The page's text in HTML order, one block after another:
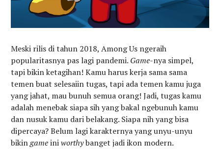
Meski rilis di tahun 2018, Among Us ngeraih
popularitasnya pas lagi pandemi. Game-nya simpel,
tapi bikin ketagihan! Kamu harus kerja sama sama
temen buat selesaiin tugas, tapi ada temen kamu juga
yang jahat, mau bunuh semua orang! Jadi, tugas kamu
adalah menebak siapa sih yang bakal ngebunuh kamu
dan nusuk kamu dari belakang. Siapa nih yang bisa
dipercaya? Belum lagi karakternya yang unyu-unyu
bikingameiniworthybanget jadi ikon modern.